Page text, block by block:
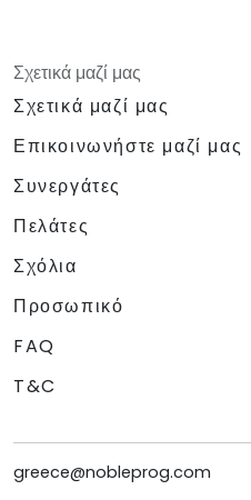
Σχετικά μαζί μας
Σχετικά μαζί μας
Επικοινωνήστε μαζί μας
Συνεργάτες
Πελάτες
Σχόλια
Προσωπικό
FAQ
T&C
greece@nobleprog.com